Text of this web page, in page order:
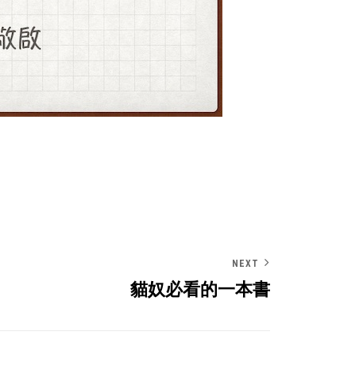
NEXT
貓奴必看的一本書